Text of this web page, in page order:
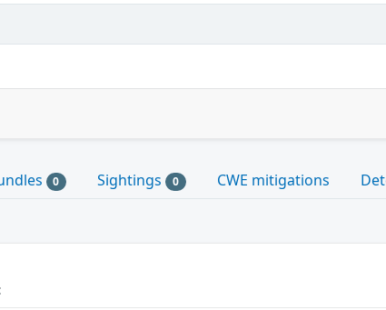
0 Sightings 0 CWE mitigations